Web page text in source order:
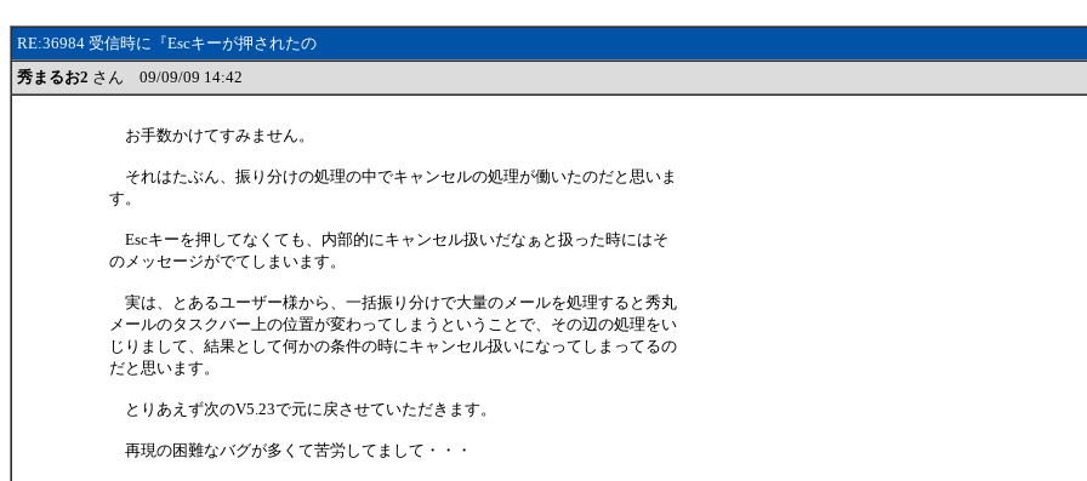
RE:36984 受信時に『Escキーが押されたの
秀まるお2 さん 09/09/09 14:42
お手数かけてすみません。
それはたぶん、振り分けの処理の中でキャンセルの処理が働いたのだと思いま
す。
Escキーを押してなくても、内部的にキャンセル扱いだなぁと扱った時にはそ
のメッセージがでてしまいます。
実は、とあるユーザー様から、一括振り分けで大量のメールを処理すると秀丸
メールのタスクバー上の位置が変わってしまうということで、その辺の処理をい
じりまして、結果として何かの条件の時にキャンセル扱いになってしまってるの
だと思います。
とりあえず次のV5.23で元に戻させていただきます。
再現の困難なバグが多くて苦労してまして・・・